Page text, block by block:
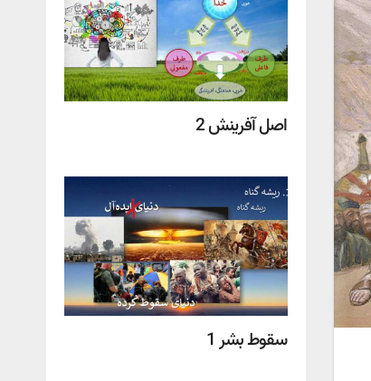
اصل آفرینش 2
سقوط بشر 1